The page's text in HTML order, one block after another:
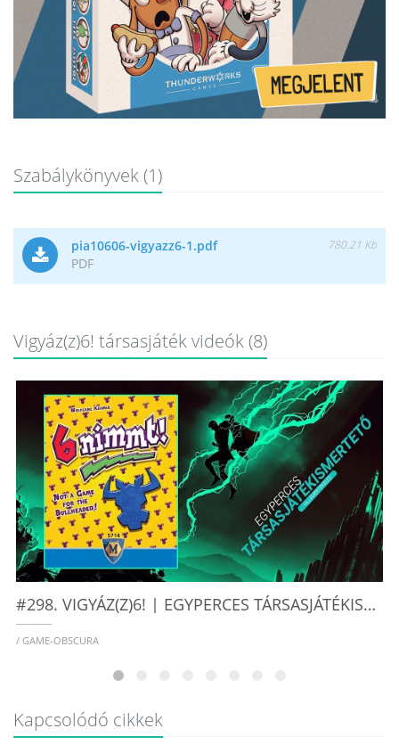
Szabálykönyvek (1)
780.21 Kb
pia10606-vigyazz6-1.pdf
PDF
Vigyáz(z)6! társasjáték videók (8)
#298. VIGYÁZ(Z)6! | EGYPERCES TÁRSASJÁTÉKISMERTETŐ - GAME-OBSCURA
/ GAME-OBSCURA
Kapcsolódó cikkek